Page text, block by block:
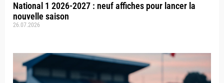
National 1 2026-2027 : neuf affiches pour lancer la
nouvelle saison
26.07.2026